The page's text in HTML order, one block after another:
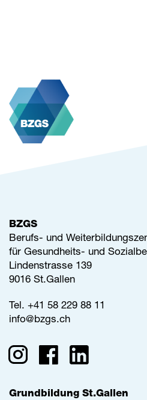
BZGS
Berufs- und
für Gesundheits- und
Lindenstrasse 139
9016 St.Gallen
Tel. +41 58 229 88 11
info@bzgs.ch
Grundbildung St.Gallen